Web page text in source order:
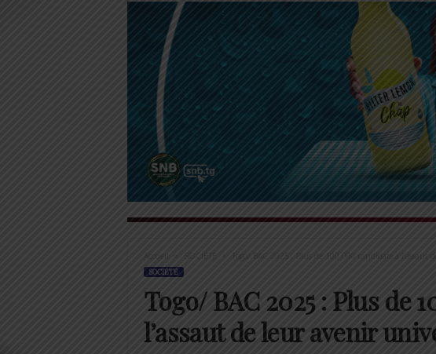
Accueil Togo/ BAC 2025 : Plus de 100 000 candidats à l’assaut
SOCIÉTÉ
Togo/ BAC 2025 : Plus de
l’assaut de leur avenir